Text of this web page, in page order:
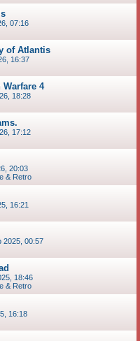
07:16
of Atlantis
16:37
4
18:28
17:12
20:03
& Retro
16:21
2025, 00:57
18:46
& Retro
16:18